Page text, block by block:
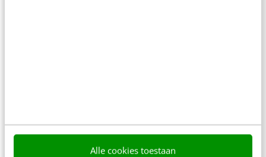
Alle cookies toestaan